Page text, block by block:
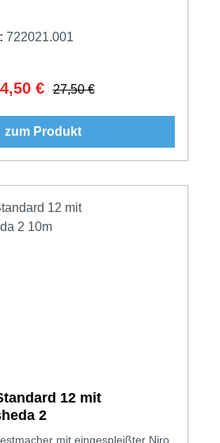
722021.001
€ Regulärer Preis:
27,50 €
zum Produkt
12 mit
2
mit eingespleißter Niro